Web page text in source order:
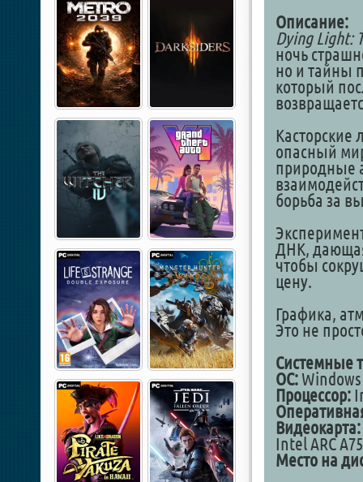
Описание:
Dying Light:
ночь
но и тайны
который
Касторские
опасный
природные
борьба за
ДНК,
чтобы
цену.
Графика,
Это не
Системные
ОС:
Процессор:
Видеокарта:
Intel ARC
Место на